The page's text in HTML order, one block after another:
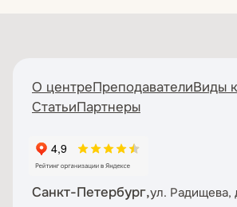
О центреПреподавателиВиды
СтатьиПартнеры
Санкт-Петербург,ул. Радищева,